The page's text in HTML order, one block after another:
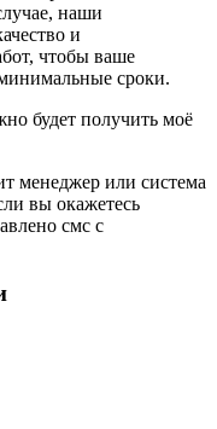
наши
и
чтобы ваше
сроки.
будет получить моё
менеджер или система
вы окажетесь
смс с